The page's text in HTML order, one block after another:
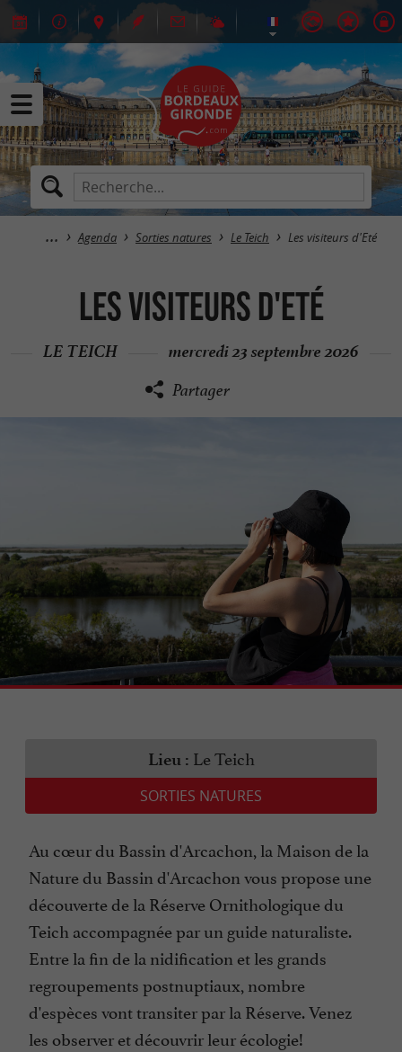
Agenda Sorties natures Le Teich Les visiteurs d'Eté
Les visiteurs d'Eté
LE TEICH mercredi 23 septembre 2026
Partager
Lieu : Le Teich
SORTIES NATURES
Au cœur du Bassin d'Arcachon, la Maison de la
Nature du Bassin d'Arcachon vous propose une
découverte de la Réserve Ornithologique du
Teich accompagnée par un guide naturaliste.
Entre la fin de la nidification et les grands
regroupements postnuptiaux, nombre
d'espèces vont transiter par la Réserve. Venez
les observer et découvrir leur écologie!